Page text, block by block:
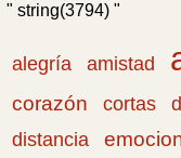
" string(3794) "
alegría amistad
corazón
cortas
distancia